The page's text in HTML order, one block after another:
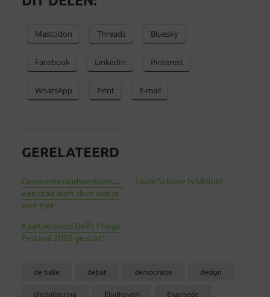
Mastodon Threads Bluesky
Facebook LinkedIn Pinterest
WhatsApp Print E-mail
GERELATEERD
Gemeenteraadsverkiezingen:
een stad leeft door wat je
niet ziet
Linde Schöne Is Mislukt
Kaartverkoop Delft Fringe
Festival 2026 gestart!
de balie debat democratie design
digitalisering Eindhoven Enschede